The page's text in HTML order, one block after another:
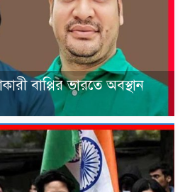
বাপ্পির ভারতে অবস্থান